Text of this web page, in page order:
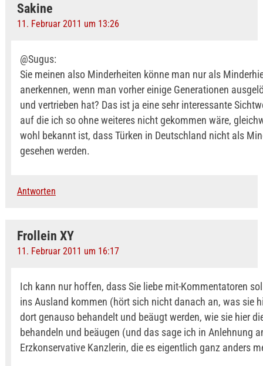
Sakine
11. Februar 2011 um 13:26
@Sugus:
Sie meinen also Minderheiten könne man nur als
anerkennen, wenn man vorher einige Generationen
und vertrieben hat? Das ist ja eine sehr interessante
auf die ich so ohne weiteres nicht gekommen wäre,
wohl bekannt ist, dass Türken in Deutschland nicht als
gesehen werden.
Antworten
Frollein XY
11. Februar 2011 um 16:17
Ich kann nur hoffen, dass Sie liebe mit-Kommentatoren
ins Ausland kommen (hört sich nicht danach an, was sie
dort genauso behandelt und beäugt werden, wie sie hier
behandeln und beäugen (und das sage ich in Anlehnung
Erzkonservative Kanzlerin, die es eigentlich ganz anders